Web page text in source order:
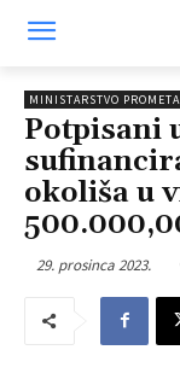
MINISTARSTVO
Potpisani
okoliša u
29. prosinca 2023.